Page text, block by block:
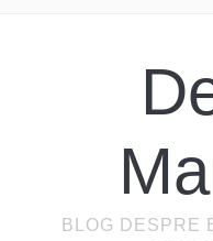
BLOG DESPRE